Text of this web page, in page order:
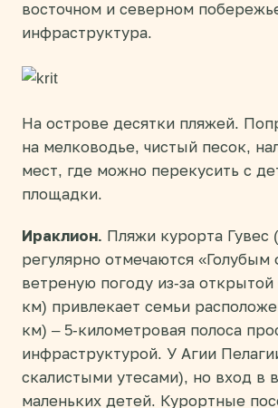
восточном и северном
инфраструктура.
На острове десятки пляжей.
на мелководье, чистый песок,
мест, где можно перекусить с
площадки.
Ираклион. Пляжи курорта Гувес
регулярно отмечаются
ветреную погоду из-за
км) привлекает семьи
км) – 5-километровая полоса
инфраструктурой. У Агии
скалистыми утесами), но вход в
маленьких детей. Курортные